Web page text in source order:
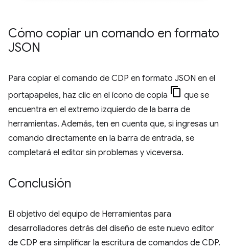
Cómo copiar un comando en formato
JSON
Para copiar el comando de CDP en formato JSON en el
portapapeles, haz clic en el ícono de copia
que se
encuentra en el extremo izquierdo de la barra de
herramientas. Además, ten en cuenta que, si ingresas un
comando directamente en la barra de entrada, se
completará el editor sin problemas y viceversa.
Conclusión
El objetivo del equipo de Herramientas para
desarrolladores detrás del diseño de este nuevo editor
de CDP era simplificar la escritura de comandos de CDP.